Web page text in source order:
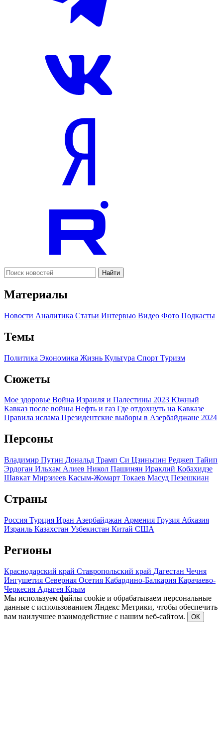
Найти
Материалы
Новости Аналитика Статьи Интервью Видео Фото Подкасты
Темы
Политика Экономика Жизнь Культура Спорт Туризм
Сюжеты
Мое здоровье Война Израиля и Палестины 2023 Южный
Кавказ после войны Нефть и газ Где отдохнуть на Кавказе
Правила ислама Президентские выборы в Азербайджане 2024
Персоны
Владимир Путин Дональд Трамп Си Цзиньпин Реджеп Тайип
Эрдоган Ильхам Алиев Никол Пашинян Ираклий Кобахидзе
Шавкат Мирзиеев Касым-Жомарт Токаев Масуд Пезешкиан
Страны
Россия Турция Иран Азербайджан Армения Грузия Абхазия
Израиль Казахстан Узбекистан Китай США
Регионы
Краснодарский край Ставропольский край Дагестан Чечня
Ингушетия Северная Осетия Кабардино-Балкария Карачаево-
Черкесия Адыгея Крым
Мы используем файлы cookie и обрабатываем персональные
данные с использованием Яндекс Метрики, чтобы обеспечить
вам наилучшее взаимодействие с нашим веб-сайтом.
ОК